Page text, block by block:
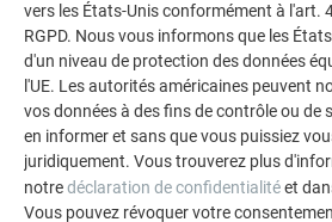
vers les États-Unis conformément à l'art.
RGPD. Nous vous informons que les
d'un niveau de protection des données
l'UE. Les autorités américaines peuvent
vos données à des fins de contrôle ou de
en informer et sans que vous puissiez
juridiquement. Vous trouverez plus
notredéclaration de confidentialitéet
Vous pouvez révoquer votre